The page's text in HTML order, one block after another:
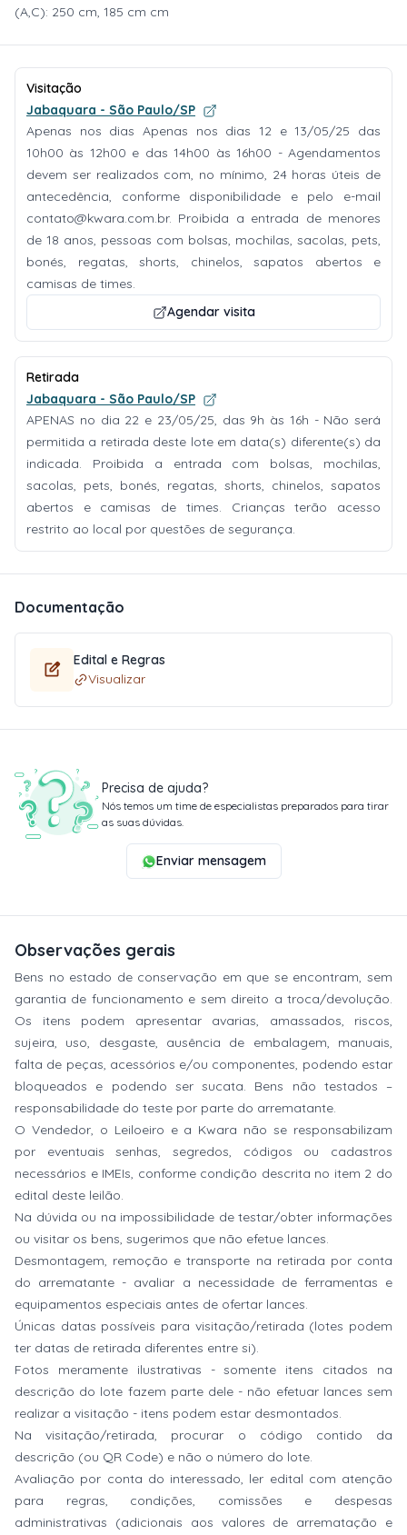
(A,C): 250 cm, 185 cm cm
Visitação
Jabaquara - São Paulo/SP
Apenas nos dias Apenas nos dias 12 e 13/05/25 das
10h00 às 12h00 e das 14h00 às 16h00 - Agendamentos
devem ser realizados com, no mínimo, 24 horas úteis de
antecedência, conforme disponibilidade e pelo e-mail
contato@kwara.com.br. Proibida a entrada de menores
de 18 anos, pessoas com bolsas, mochilas, sacolas, pets,
bonés, regatas, shorts, chinelos, sapatos abertos e
camisas de times.
Agendar visita
Retirada
Jabaquara - São Paulo/SP
APENAS no dia 22 e 23/05/25, das 9h às 16h - Não será
permitida a retirada deste lote em data(s) diferente(s) da
indicada. Proibida a entrada com bolsas, mochilas,
sacolas, pets, bonés, regatas, shorts, chinelos, sapatos
abertos e camisas de times. Crianças terão acesso
restrito ao local por questões de segurança.
Documentação
Edital e Regras
Visualizar
Precisa de ajuda?
Nós temos um time de especialistas preparados para tirar
as suas dúvidas.
Enviar mensagem
Observações gerais
Bens no estado de conservação em que se encontram, sem
garantia de funcionamento e sem direito a troca/devolução.
Os itens podem apresentar avarias, amassados, riscos,
sujeira, uso, desgaste, ausência de embalagem, manuais,
falta de peças, acessórios e/ou componentes, podendo estar
bloqueados e podendo ser sucata. Bens não testados –
responsabilidade do teste por parte do arrematante.
O Vendedor, o Leiloeiro e a Kwara não se responsabilizam
por eventuais senhas, segredos, códigos ou cadastros
necessários e IMEIs, conforme condição descrita no item 2 do
edital deste leilão.
Na dúvida ou na impossibilidade de testar/obter informações
ou visitar os bens, sugerimos que não efetue lances.
Desmontagem, remoção e transporte na retirada por conta
do arrematante - avaliar a necessidade de ferramentas e
equipamentos especiais antes de ofertar lances.
Únicas datas possíveis para visitação/retirada (lotes podem
ter datas de retirada diferentes entre si).
Fotos meramente ilustrativas - somente itens citados na
descrição do lote fazem parte dele - não efetuar lances sem
realizar a visitação - itens podem estar desmontados.
Na visitação/retirada, procurar o código contido da
descrição (ou QR Code) e não o número do lote.
Avaliação por conta do interessado, ler edital com atenção
para regras, condições, comissões e despesas
administrativas (adicionais aos valores de arrematação e